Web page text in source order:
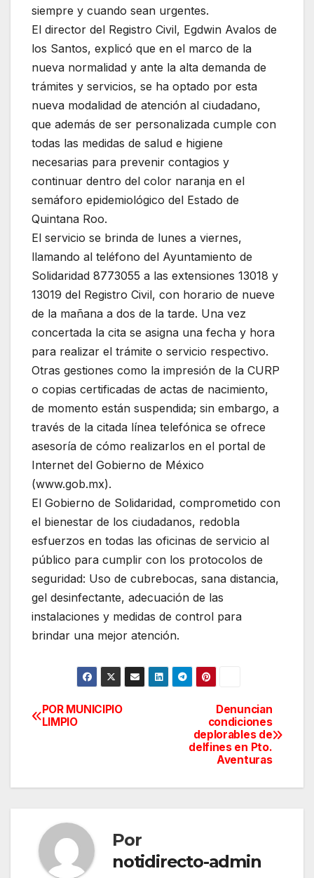
siempre y cuando sean urgentes.
El director del Registro Civil, Egdwin Avalos de
los Santos, explicó que en el marco de la
nueva normalidad y ante la alta demanda de
trámites y servicios, se ha optado por esta
nueva modalidad de atención al ciudadano,
que además de ser personalizada cumple con
todas las medidas de salud e higiene
necesarias para prevenir contagios y
continuar dentro del color naranja en el
semáforo epidemiológico del Estado de
Quintana Roo.
El servicio se brinda de lunes a viernes,
llamando al teléfono del Ayuntamiento de
Solidaridad 8773055 a las extensiones 13018 y
13019 del Registro Civil, con horario de nueve
de la mañana a dos de la tarde. Una vez
concertada la cita se asigna una fecha y hora
para realizar el trámite o servicio respectivo.
Otras gestiones como la impresión de la CURP
o copias certificadas de actas de nacimiento,
de momento están suspendida; sin embargo, a
través de la citada línea telefónica se ofrece
asesoría de cómo realizarlos en el portal de
Internet del Gobierno de México
(www.gob.mx).
El Gobierno de Solidaridad, comprometido con
el bienestar de los ciudadanos, redobla
esfuerzos en todas las oficinas de servicio al
público para cumplir con los protocolos de
seguridad: Uso de cubrebocas, sana distancia,
gel desinfectante, adecuación de las
instalaciones y medidas de control para
brindar una mejor atención.
Navegación
Denuncian
condiciones
deplorables de
delfines en Pto.
Aventuras
POR MUNICIPIO
LIMPIO
Por
notidirecto-admin